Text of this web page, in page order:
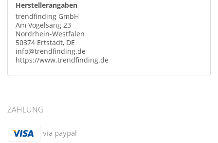
Herstellerangaben
trendfinding GmbH
Am Vogelsang 23
Nordrhein-Westfalen
50374 Ertstadt, DE
info@trendfinding.de
https://www.trendfinding.de
ZAHLUNG
via paypal